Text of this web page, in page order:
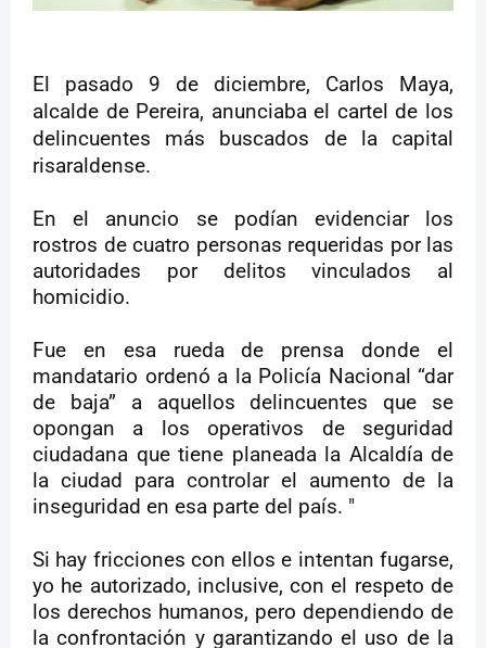
El pasado 9 de diciembre, Carlos Maya,
alcalde de Pereira, anunciaba el cartel de los
delincuentes más buscados de la capital
risaraldense.
En el anuncio se podían evidenciar los
rostros de cuatro personas requeridas por las
autoridades por delitos vinculados al
homicidio.
Fue en esa rueda de prensa donde el
mandatario ordenó a la Policía Nacional “dar
de baja” a aquellos delincuentes que se
opongan a los operativos de seguridad
ciudadana que tiene planeada la Alcaldía de
la ciudad para controlar el aumento de la
inseguridad en esa parte del país. "
Si hay fricciones con ellos e intentan fugarse,
yo he autorizado, inclusive, con el respeto de
los derechos humanos, pero dependiendo de
la confrontación y garantizando el uso de la